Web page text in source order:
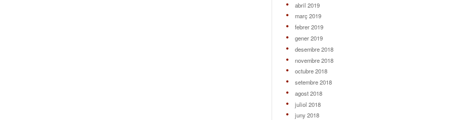
abril 2019
març 2019
febrer 2019
gener 2019
desembre 2018
novembre 2018
octubre 2018
setembre 2018
agost 2018
juliol 2018
juny 2018